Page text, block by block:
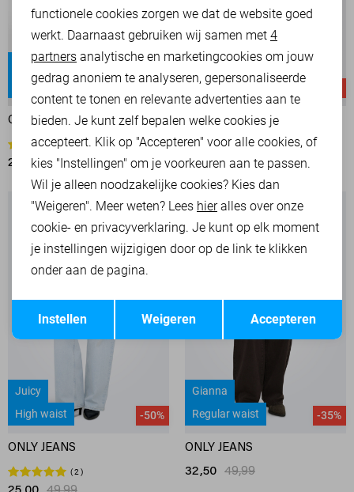
Blush
Regular waist
-50%
ONLY JEANS
3
20,00 39,99
Dream
Regular waist
MAC JEANS
2
60,00 119,95
Juicy
High waist
-50%
ONLY JEANS
2
Gianna
Regular waist
-35%
ONLY JEANS
32,50 49,99
Analytische cookies
Marketing cookies
Terug Opslaan
functionele cookies zorgen we dat de website goed
werkt. Daarnaast gebruiken wij samen met 4
partners analytische en marketingcookies om jouw
gedrag anoniem te analyseren, gepersonaliseerde
content te tonen en relevante advertenties aan te
bieden. Je kunt zelf bepalen welke cookies je
accepteert. Klik op "Accepteren" voor alle cookies, of
kies "Instellingen" om je voorkeuren aan te passen.
Wil je alleen noodzakelijke cookies? Kies dan
"Weigeren". Meer weten? Lees hieralles over onze
cookie- en privacyverklaring. Je kunt op elk moment
je instellingen wijzigigen door op de link te klikken
onder aan de pagina.
Accepteren
Weigeren
Instellen